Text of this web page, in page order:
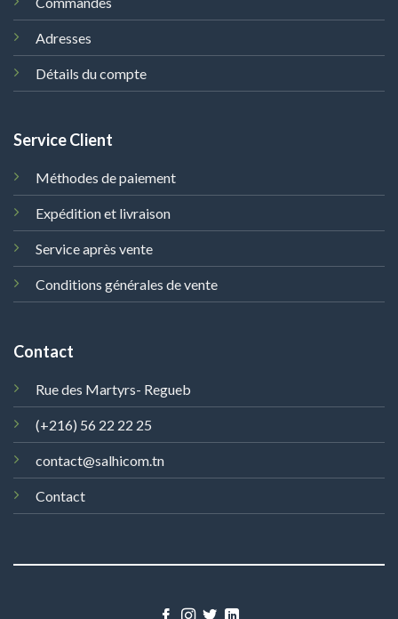
Adresses
Détails du compte
Service Client
Méthodes de paiement
Expédition et livraison
Service après vente
Conditions générales de vente
Contact
Rue des Martyrs- Regueb
(+216) 56 22 22 25
contact@salhicom.tn
Contact